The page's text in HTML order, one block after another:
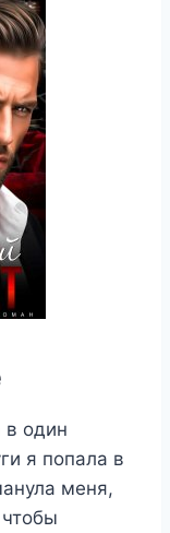
в один
я попала в
меня,